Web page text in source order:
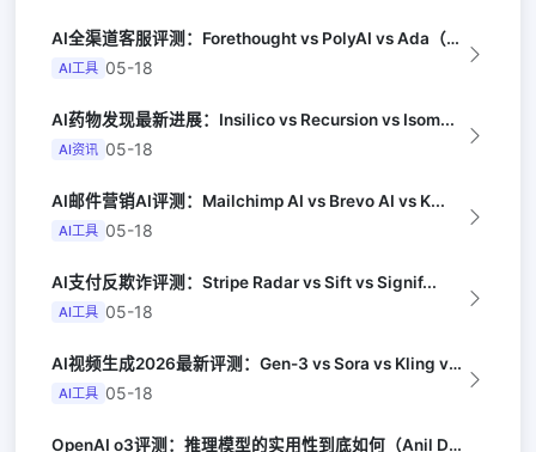
AI全渠道客服评测：Forethought vs PolyAI vs Ada（G...
AI工具 05-18
AI药物发现最新进展：Insilico vs Recursion vs Isom...
AI资讯 05-18
AI邮件营销AI评测：Mailchimp AI vs Brevo AI vs K...
AI工具 05-18
AI支付反欺诈评测：Stripe Radar vs Sift vs Signif...
AI工具 05-18
AI视频生成2026最新评测：Gen-3 vs Sora vs Kling vs...
AI工具 05-18
OpenAI o3评测：推理模型的实用性到底如何（Anil Dash）